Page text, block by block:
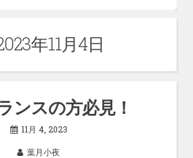
年11月4日
ンスの方必見！
11月 4, 2023
葉月小夜